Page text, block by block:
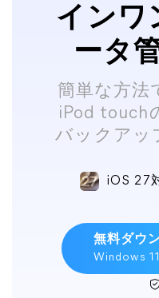
インワ
ータ
簡単な方法
iPod touch
バックアッ
iOS 27
無料ダウ
Windows